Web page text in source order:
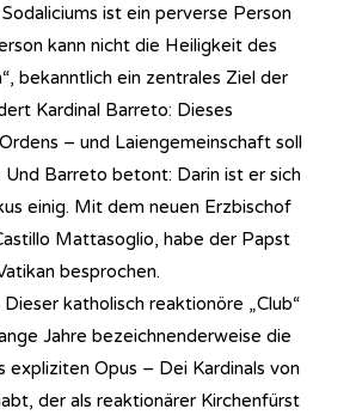
ist ein perverse Person
kann nicht die Heiligkeit des
bekanntlich ein zentrales Ziel der
Kardinal Barreto: Dieses
– und Laiengemeinschaft soll
Barreto betont: Darin ist er sich
einig. Mit dem neuen Erzbischof
Mattasoglio, habe der Papst
besprochen.
katholisch reaktionöre „Club“
Jahre bezeichnenderweise die
expliziten Opus – Dei Kardinals von
der als reaktionärer Kirchenfürst